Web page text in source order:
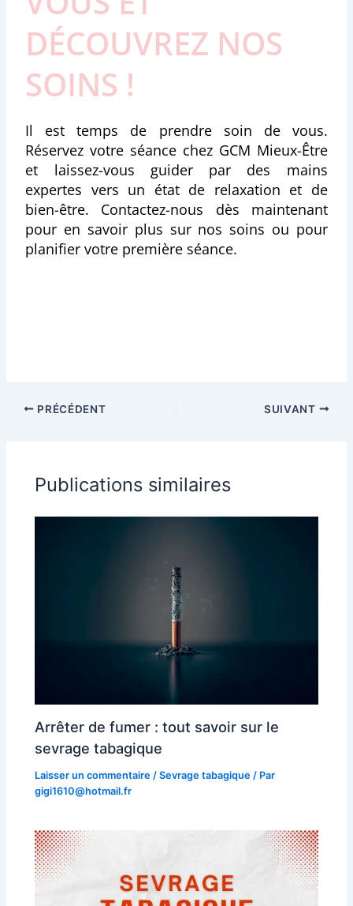
DÉCOUVREZ NOS
SOINS !
Il est temps de prendre soin de vous.
Réservez votre séance chez GCM Mieux-Être
et laissez-vous guider par des mains
expertes vers un état de relaxation et de
bien-être. Contactez-nous dès maintenant
pour en savoir plus sur nos soins ou pour
planifier votre première séance.
PRÉCÉDENT SUIVANT
Publications similaires
Arrêter de fumer : tout savoir sur le
sevrage tabagique
Laisser un commentaire /Sevrage tabagique / Par
gigi1610@hotmail.fr